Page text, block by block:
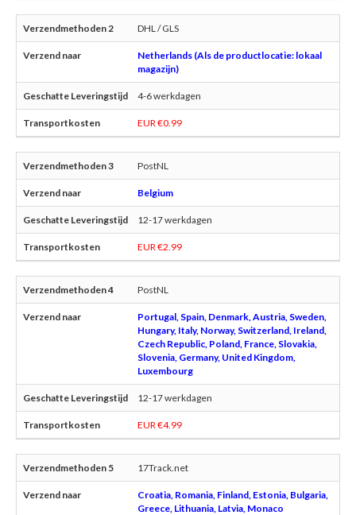
DHL / GLS
Netherlands (Als de productlocatie: lokaal
magazijn)
4-6 werkdagen
EUR €0.99
PostNL
Belgium
12-17 werkdagen
EUR €2.99
PostNL
Portugal, Spain, Denmark, Austria, Sweden,
Hungary, Italy, Norway, Switzerland, Ireland,
Czech Republic, Poland, France, Slovakia,
Slovenia, Germany, United Kingdom,
Luxembourg
12-17 werkdagen
EUR €4.99
17Track.net
Croatia, Romania, Finland, Estonia, Bulgaria,
Greece, Lithuania, Latvia, Monaco